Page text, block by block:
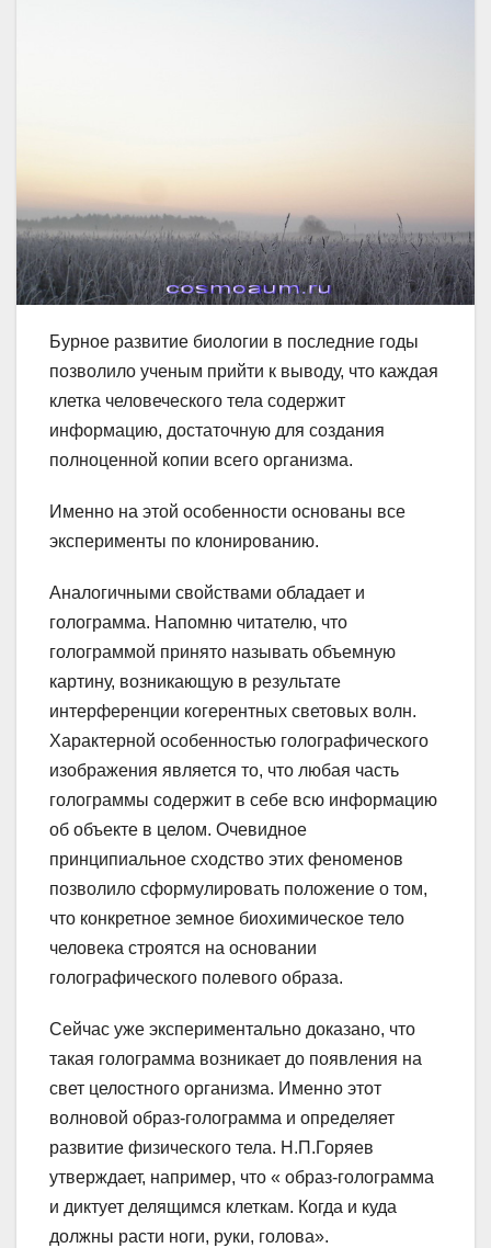
Бурное развитие биологии в последние годы
позволило ученым прийти к выводу, что каждая
клетка человеческого тела содержит
информацию, достаточную для создания
полноценной копии всего организма.
Именно на этой особенности основаны все
эксперименты по клонированию.
Аналогичными свойствами обладает и
голограмма. Напомню читателю, что
голограммой принято называть объемную
картину, возникающую в результате
интерференции когерентных световых волн.
Характерной особенностью голографического
изображения является то, что любая часть
голограммы содержит в себе всю информацию
об объекте в целом. Очевидное
принципиальное сходство этих феноменов
позволило сформулировать положение о том,
что конкретное земное биохимическое тело
человека строятся на основании
голографического полевого образа.
Сейчас уже экспериментально доказано, что
такая голограмма возникает до появления на
свет целостного организма. Именно этот
волновой образ-голограмма и определяет
развитие физического тела. Н.П.Горяев
утверждает, например, что « образ-голограмма
и диктует делящимся клеткам. Когда и куда
должны расти ноги, руки, голова».